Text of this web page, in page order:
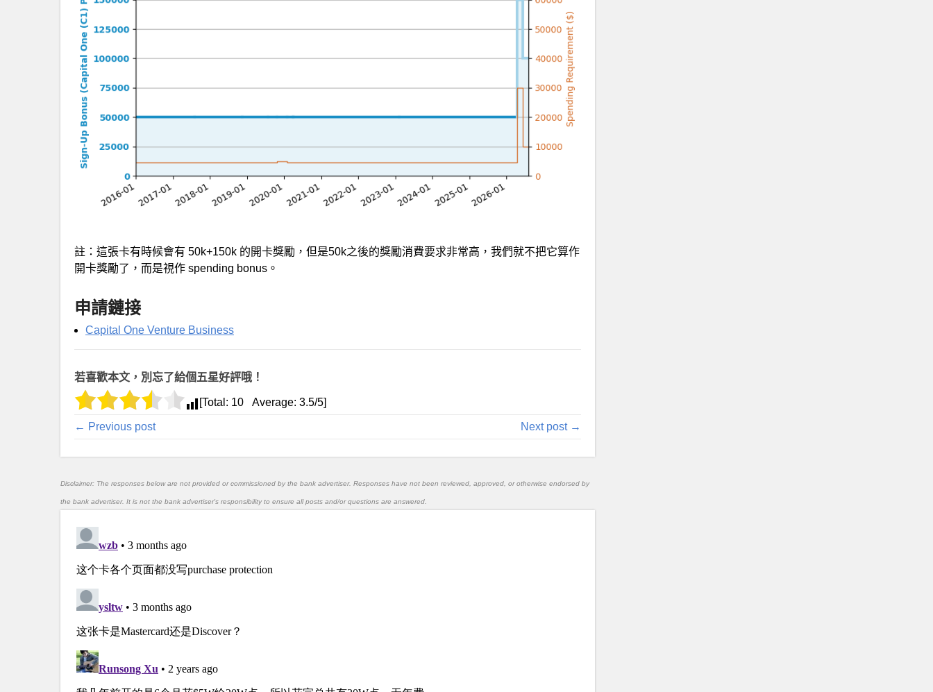
註：這張卡有時候會有 50k+150k 的開卡獎勵，但是50k之後的獎勵消費要求非常高，我們就不把它算作
開卡獎勵了，而是視作 spending bonus。
申請鏈接
Capital One Venture Business
若喜歡本文，別忘了給個五星好評哦！
[Total: 10 Average: 3.5/5]
← Previous post Next post →
Disclaimer: The responses below are not provided or commissioned by the bank advertiser. Responses have not been reviewed, approved, or otherwise endorsed by
the bank advertiser. It is not the bank advertiser's responsibility to ensure all posts and/or questions are answered.